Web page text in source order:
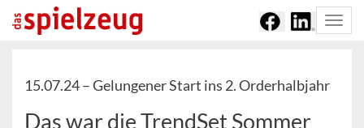
15.07.24 –Gelungener Start ins 2. Orderhalbjahr
Das war die TrendSet Sommer